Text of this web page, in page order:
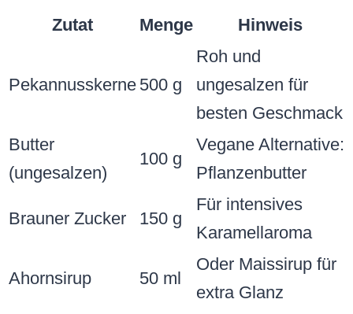
Zutat Menge Hinweis
Pekannusskerne 500 g
Roh und
ungesalzen für
besten Geschmack
Butter
(ungesalzen)
100 g
Vegane Alternative:
Pflanzenbutter
Brauner Zucker 150 g
Für intensives
Karamellaroma
Ahornsirup 50 ml
Oder Maissirup für
extra Glanz